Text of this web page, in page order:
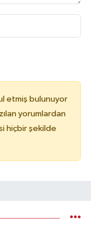
etmiş bulunuyor
yorumlardan
hiçbir şekilde